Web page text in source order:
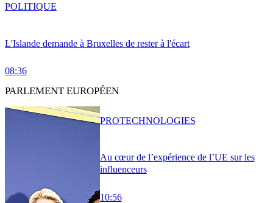
L'Islande demande à Bruxelles de rester à l'écart
08:36
POLITIQUE
PARLEMENT EUROPÉEN
Au cœur de l’expérience de l’UE sur les
influenceurs
10:56
PROTECHNOLOGIES